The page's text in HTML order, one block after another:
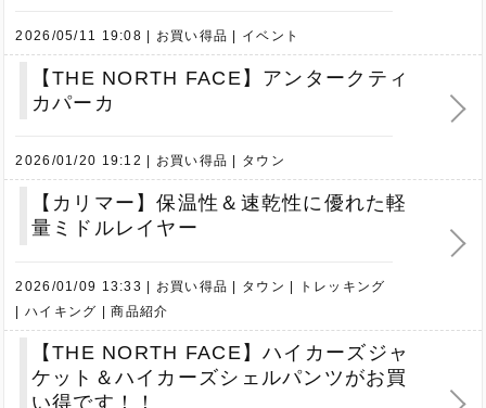
2026/05/11 19:08 お買い得品 イベント
【THE NORTH FACE】アンタークティ
カパーカ
2026/01/20 19:12 お買い得品 タウン
【カリマー】保温性＆速乾性に優れた軽
量ミドルレイヤー
2026/01/09 13:33 お買い得品 タウン
トレッキング
ハイキング
商品紹介
【THE NORTH FACE】ハイカーズジャ
ケット＆ハイカーズシェルパンツがお買
い得です！！